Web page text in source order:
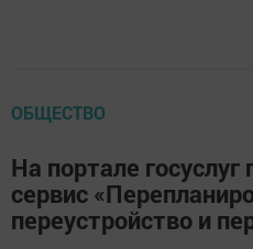
ОБЩЕСТВО
На портале
сервис
переустройство и